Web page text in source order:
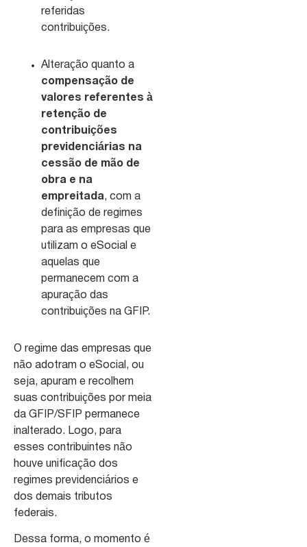
referidas
contribuições.
Alteração quanto a
compensação de
valores referentes à
retenção de
contribuições
previdenciárias na
cessão de mão de
obra e na
empreitada, com a
definição de regimes
para as empresas que
utilizam o eSocial e
aquelas que
permanecem com a
apuração das
contribuições na GFIP.
O regime das empresas que
não adotram o eSocial, ou
seja, apuram e recolhem
suas contribuições por meia
da GFIP/SFIP permanece
inalterado. Logo, para
esses contribuintes não
houve unificação dos
regimes previdenciários e
dos demais tributos
federais.
Dessa forma, o momento é